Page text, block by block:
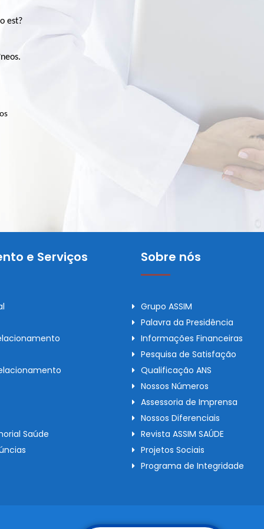
est?
e Serviços
Saúde
Sobre nós
Grupo ASSIM
Palavra da Presidência
Informações Financeiras
Pesquisa de Satisfação
Qualificação ANS
Nossos Números
Assessoria de Imprensa
Nossos Diferenciais
Revista ASSIM SAÚDE
Projetos Sociais
Programa de Integridade